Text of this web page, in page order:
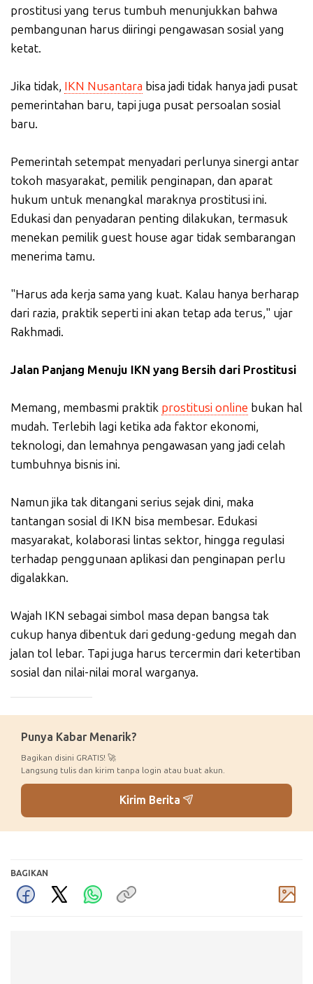
prostitusi yang terus tumbuh menunjukkan bahwa
pembangunan harus diiringi pengawasan sosial yang
ketat.
Jika tidak, IKN Nusantara bisa jadi tidak hanya jadi pusat
pemerintahan baru, tapi juga pusat persoalan sosial
baru.
Pemerintah setempat menyadari perlunya sinergi antar
tokoh masyarakat, pemilik penginapan, dan aparat
hukum untuk menangkal maraknya prostitusi ini.
Edukasi dan penyadaran penting dilakukan, termasuk
menekan pemilik guest house agar tidak sembarangan
menerima tamu.
"Harus ada kerja sama yang kuat. Kalau hanya berharap
dari razia, praktik seperti ini akan tetap ada terus," ujar
Rakhmadi.
Jalan Panjang Menuju IKN yang Bersih dari Prostitusi
Memang, membasmi praktik prostitusi online bukan hal
mudah. Terlebih lagi ketika ada faktor ekonomi,
teknologi, dan lemahnya pengawasan yang jadi celah
tumbuhnya bisnis ini.
Namun jika tak ditangani serius sejak dini, maka
tantangan sosial di IKN bisa membesar. Edukasi
masyarakat, kolaborasi lintas sektor, hingga regulasi
terhadap penggunaan aplikasi dan penginapan perlu
digalakkan.
Wajah IKN sebagai simbol masa depan bangsa tak
cukup hanya dibentuk dari gedung-gedung megah dan
jalan tol lebar. Tapi juga harus tercermin dari ketertiban
sosial dan nilai-nilai moral warganya.
Punya Kabar Menarik?
Bagikan disini GRATIS! 🚀
Langsung tulis dan kirim tanpa login atau buat akun.
Kirim Berita
BAGIKAN